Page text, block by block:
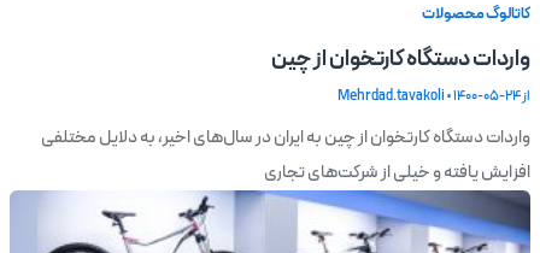
کاتالوگ محصولات
واردات دستگاه کارتخوان از چین
از Mehrdad.tavakoli•1400-05-24
واردات دستگاه کارتخوان از چین به ایران در سال‌های اخیر، به دلایل مختلفی
افزایش یافته و خیلی از شرکت‌های تجاری